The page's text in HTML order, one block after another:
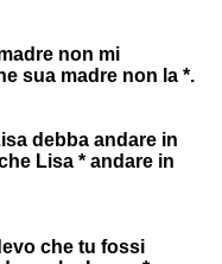
non mi
sua madre non la *.
debba andare in
Lisa * andare in
che tu fossi